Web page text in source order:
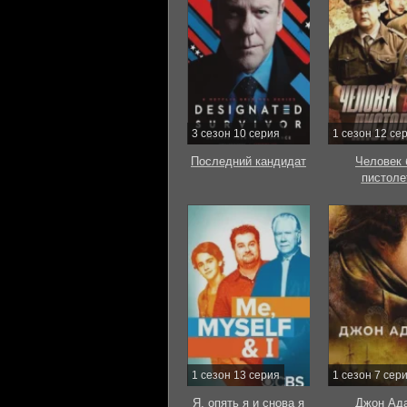
3 сезон 10 серия
Последний кандидат
1 сезон 12
Человек
1 сезон 13 серия
Я, опять я и снова я
1 сезон 7
Джон